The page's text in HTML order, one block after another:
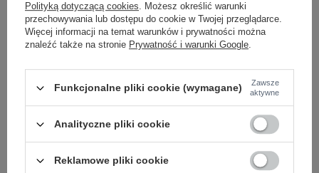
ZALOGUJ SIĘ I ZOBACZ CENĘ
Masz pytanie? Chętnie pomożemy.
Zadzwoń+48 601 547 740 Zadaj pytanie
skład materiału : 65% akryl, 17% poliamid, 9%
sposób prania : pranie ręczne
Kod produktu
IT-SW-72802.77
Polityką dotyczącą cookies. Możesz określić warunki
przechowywania lub dostępu do cookie w Twojej przeglądarce.
Więcej informacji na temat warunków i prywatności można
znaleźć także na stronie Prywatność i warunki Google.
Funkcjonalne pliki cookie (wymagane)
Zawsze
aktywne
Analityczne pliki cookie
Reklamowe pliki cookie